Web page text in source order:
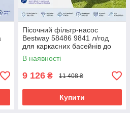
Пісочний фільтр-насос
Bestway 58486 9841 л/год
для каркасних басейнів до
60000 л
В наявності
9 126 ₴ 11 408 ₴
Купити